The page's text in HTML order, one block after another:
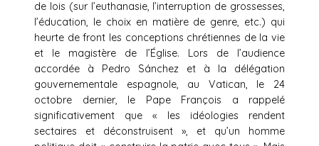
de lois (sur l’euthanasie, l’interruption de grossesses,
l’éducation, le choix en matière de genre, etc.) qui
heurte de front les conceptions chrétiennes de la vie
et le magistère de l’Église. Lors de l’audience
accordée à Pedro Sánchez et à la délégation
gouvernementale espagnole, au Vatican, le 24
octobre dernier, le Pape François a rappelé
significativement que « les idéologies rendent
sectaires et déconstruisent », et qu’un homme